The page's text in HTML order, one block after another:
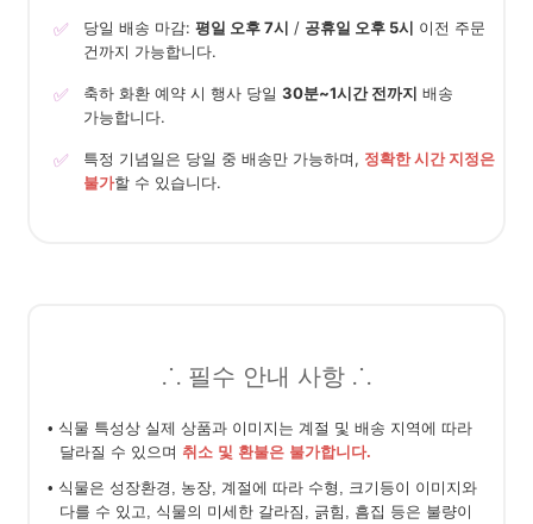
✅ 당일 배송 마감: 평일 오후 7시 / 공휴일 오후 5시 이전 주문
건까지 가능합니다.
✅ 축하 화환 예약 시 행사 당일 30분~1시간 전까지 배송
가능합니다.
✅ 특정 기념일은 당일 중 배송만 가능하며, 정확한 시간 지정은
불가할 수 있습니다.
⸫ 필수 안내 사항 ⸫
• 식물 특성상 실제 상품과 이미지는 계절 및 배송 지역에 따라
달라질 수 있으며 취소 및 환불은 불가합니다.
• 식물은 성장환경, 농장, 계절에 따라 수형, 크기등이 이미지와
다를 수 있고, 식물의 미세한 갈라짐, 긁힘, 흠집 등은 불량이